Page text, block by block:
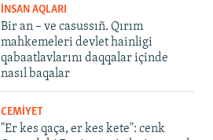
İNSAN AQLARI
Bir an – ve casussıñ. Qırım
mahkemeleri devlet hainligi
qabaatlavlarını daqqalar içinde
nasıl baqalar
CEMİYET
"Er kes qaça, er kes kete": cenk